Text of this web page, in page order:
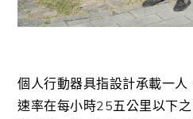
個人行動器具指設計承載一
速率在每小時25五公里以下